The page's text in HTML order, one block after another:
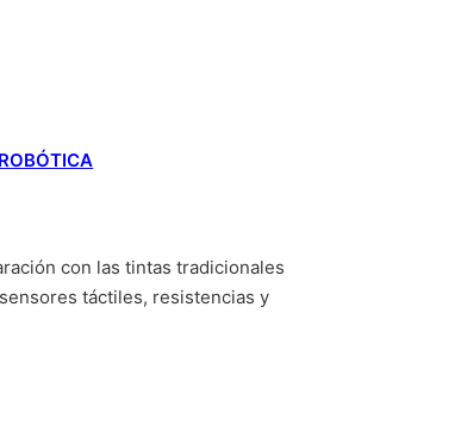
ROBÓTICA
con las tintas tradicionales
táctiles, resistencias y